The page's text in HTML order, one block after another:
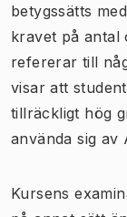
betygssätts
kravet på antal
refererar till
visar att
tillräckligt hög
använda sig av
Kursens